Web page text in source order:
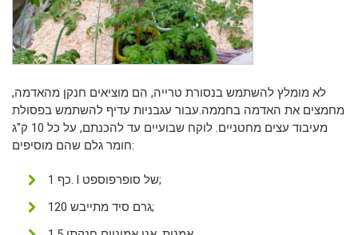
לא מומלץ להשתמש בנסורת טרייה, הם מוציאים חנקן מהאדמה,
מחמצים את האדמה בחממה.עבור עגבניות עדיף להשתמש בפסולת
מעיבוד עצים מחטניים. לוקח שבועיים עד להכנתם, על כל 10 ק"ג
חומר גלם שהם מוסיפים:
1 כף. l של סופרפוספט;
120 גרם סיד מתייבש;